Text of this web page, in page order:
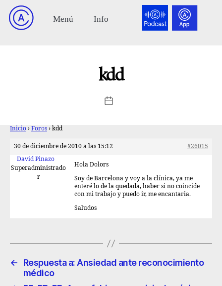
kdd
Inicio › Foros › kdd
30 de diciembre de 2010 a las 15:12
#26015
David Pinazo
Superadministrado
r
Hola Dolors
Soy de Barcelona y voy a la clínica, ya me
enteré lo de la quedada, haber si no coincide
con mi trabajo y puedo ir, me encantaria.
Saludos
←
Respuesta a: Ansiedad ante reconocimiento
médico